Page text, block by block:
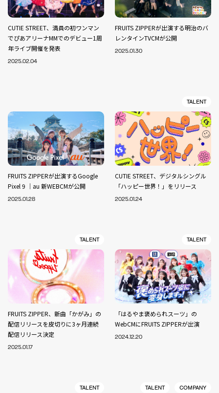
CUTIE STREET、満員の初ワンマン
でぴあアリーナMMでのデビュー1周
年ライブ開催を発表
2025.02.04
FRUITS ZIPPERが出演する明治のバ
レンタインTVCMが公開
2025.01.30
FRUITS ZIPPERが出演するGoogle
Pixel 9 ｜au 新WEBCMが公開
2025.01.28
TALENT
CUTIE STREET、デジタルシングル
「ハッピー世界！」をリリース
2025.01.24
TALENT
FRUITS ZIPPER、新曲「かがみ」の
配信リリースを皮切りに3ヶ月連続
配信リリース決定
2025.01.17
TALENT
「はるやま褒められスーツ」の
WebCMにFRUITS ZIPPERが出演
2024.12.20
TALENT TALENT COMPANY